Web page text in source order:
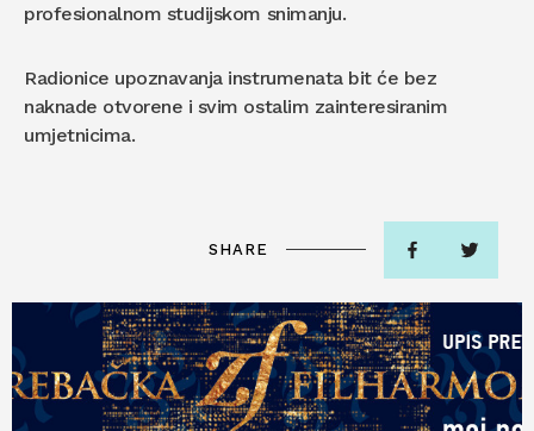
profesionalnom studijskom snimanju.
Radionice upoznavanja instrumenata bit će bez
naknade otvorene i svim ostalim zainteresiranim
umjetnicima.
SHARE